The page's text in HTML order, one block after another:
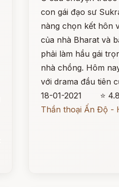
con gái đạo sư
nàng chọn kết hôn
của nhà Bharat và
phải làm hầu gái
nhà chồng. Hôm
với drama đầu tiên
18-01-2021
⭐ 4.8
Thần thoại Ấn Độ -